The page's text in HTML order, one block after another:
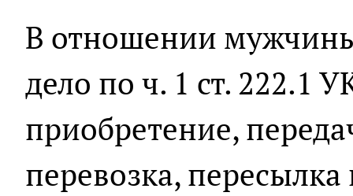
В отношении
дело по ч. 1 ст. 222.1
приобретение,
перевозка,